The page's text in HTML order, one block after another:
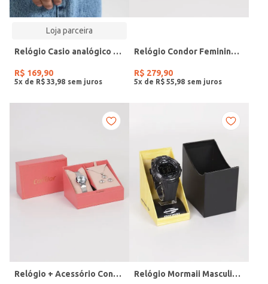
Loja parceira
Relógio Casio analógico MW-240-4BVDF-SC
R$ 169,90
5x de R$ 33 98
Relógio Condor Feminino DOURADO
R$ 279,90
5x de R$ 55 98
Relógio + Acessório Condor Feminino PRATA Relógio Mormaii Masculino PRETO